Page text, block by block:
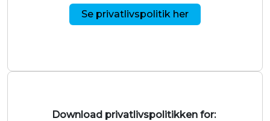
Se privatlivspolitik her
Download privatlivspolitikken for: